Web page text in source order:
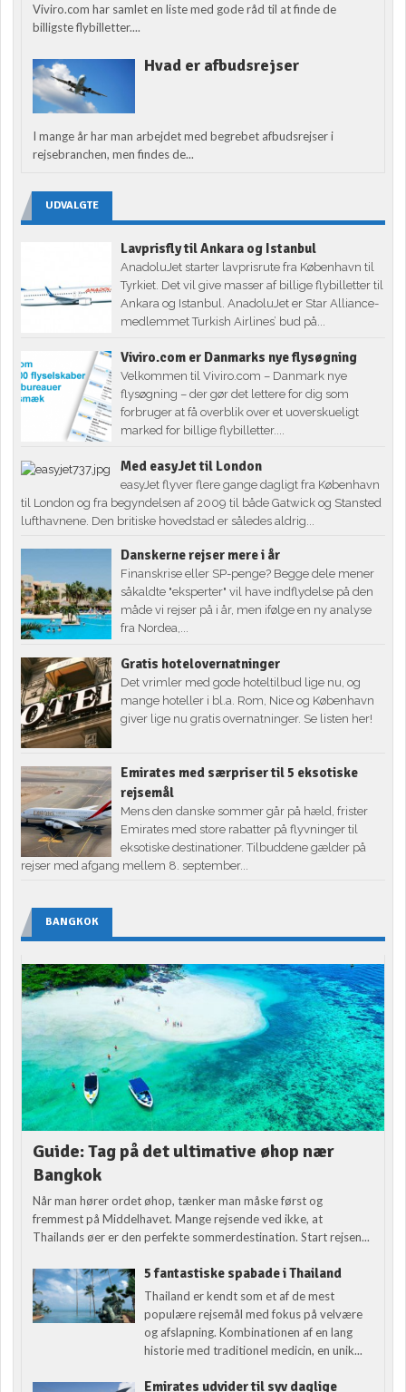
Viviro.com har samlet en liste med gode råd til at finde de
billigste flybilletter....
Hvad er afbudsrejser
I mange år har man arbejdet med begrebet afbudsrejser i
rejsebranchen, men findes de...
UDVALGTE
Lavprisfly til Ankara og Istanbul
AnadoluJet starter lavprisrute fra København til
Tyrkiet. Det vil give masser af billige flybilletter til
Ankara og Istanbul. AnadoluJet er Star Alliance-
medlemmet Turkish Airlines’ bud på...
Viviro.com er Danmarks nye flysøgning
Velkommen til Viviro.com – Danmark nye
flysøgning – der gør det lettere for dig som
forbruger at få overblik over et uoverskueligt
marked for billige flybilletter....
Med easyJet til London
easyJet flyver flere gange dagligt fra København
til London og fra begyndelsen af 2009 til både Gatwick og Stansted
lufthavnene. Den britiske hovedstad er således aldrig...
Danskerne rejser mere i år
Finanskrise eller SP-penge? Begge dele mener
såkaldte "eksperter" vil have indflydelse på den
måde vi rejser på i år, men ifølge en ny analyse
fra Nordea,...
Gratis hotelovernatninger
Det vrimler med gode hoteltilbud lige nu, og
mange hoteller i bl.a. Rom, Nice og København
giver lige nu gratis overnatninger. Se listen her!
Emirates med særpriser til 5 eksotiske
rejsemål
Mens den danske sommer går på hæld, frister
Emirates med store rabatter på flyvninger til
eksotiske destinationer. Tilbuddene gælder på
rejser med afgang mellem 8. september...
BANGKOK
Guide: Tag på det ultimative øhop nær
Bangkok
Når man hører ordet øhop, tænker man måske først og
fremmest på Middelhavet. Mange rejsende ved ikke, at
Thailands øer er den perfekte sommerdestination. Start rejsen...
5 fantastiske spabade i Thailand
Thailand er kendt som et af de mest
populære rejsemål med fokus på velvære
og afslapning. Kombinationen af en lang
historie med traditionel medicin, en unik...
Emirates udvider til syv daglige